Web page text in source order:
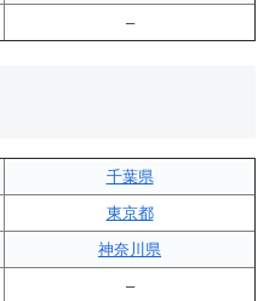
–
千葉県
東京都
神奈川県
–